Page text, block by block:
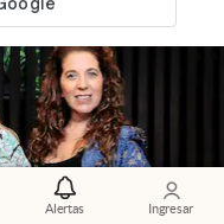
Alertas Ingresar